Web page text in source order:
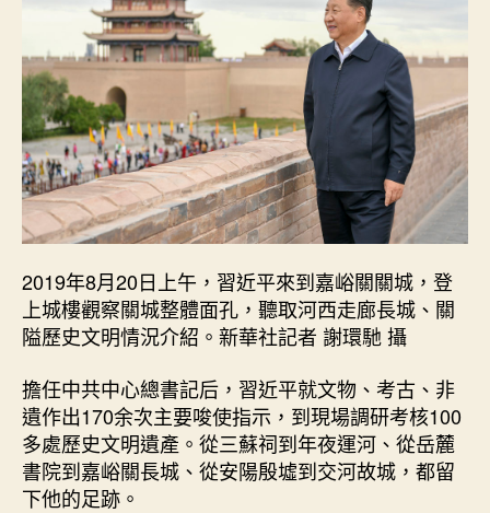
2019年8月20日上午，習近平來到嘉峪關關城，登
上城樓觀察關城整體面孔，聽取河西走廊長城、關
隘歷史文明情況介紹。新華社記者 謝環馳 攝
擔任中共中心總書記后，習近平就文物、考古、非
遺作出170余次主要唆使指示，到現場調研考核100
多處歷史文明遺產。從三蘇祠到年夜運河、從岳麓
書院到嘉峪關長城、從安陽殷墟到交河故城，都留
下他的足跡。